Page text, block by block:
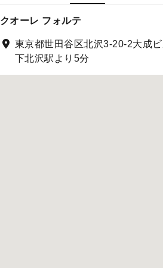
クオーレ フォルテ
東京都世田谷区北沢3-20-2大成
下北沢駅より5分